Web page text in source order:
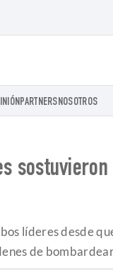
PARTNERSNOSOTROS
líderes desde
de